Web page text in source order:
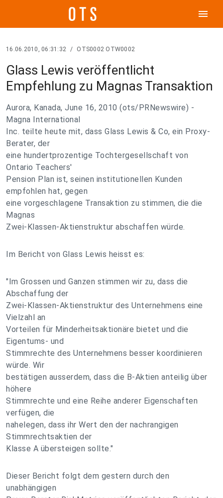
menu
16.06.2010, 06:31:32 / OTS0002 OTW0002
Glass Lewis veröffentlicht
Empfehlung zu Magnas Transaktion
Aurora, Kanada, June 16, 2010 (ots/PRNewswire) -
Magna International
Inc. teilte heute mit, dass Glass Lewis & Co, ein Proxy-
Berater, der
eine hundertprozentige Tochtergesellschaft von
Ontario Teachers'
Pension Plan ist, seinen institutionellen Kunden
empfohlen hat, gegen
eine vorgeschlagene Transaktion zu stimmen, die die
Magnas
Zwei-Klassen-Aktienstruktur abschaffen würde.
Im Bericht von Glass Lewis heisst es:
"Im Grossen und Ganzen stimmen wir zu, dass die
Abschaffung der
Zwei-Klassen-Aktienstruktur des Unternehmens eine
Vielzahl an
Vorteilen für Minderheitsaktionäre bietet und die
Eigentums- und
Stimmrechte des Unternehmens besser koordinieren
würde. Wir
bestätigen ausserdem, dass die B-Aktien anteilig über
höhere
Stimmrechte und eine Reihe anderer Eigenschaften
verfügen, die
nahelegen, dass ihr Wert den der nachrangigen
Stimmrechtsaktien der
Klasse A übersteigen sollte."
Dieser Bericht folgt dem gestern durch den
unabhängigen